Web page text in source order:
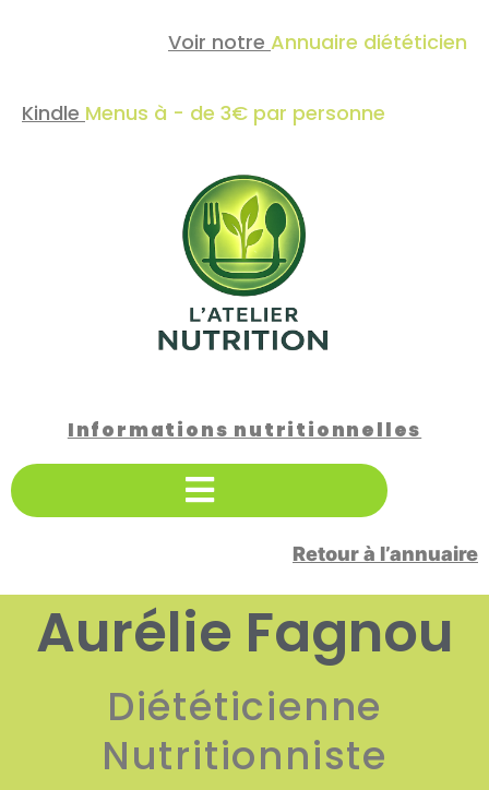
Voir notre Annuaire diététicien
Kindle Menus à - de 3€ par personne
Informations nutritionnelles
Retour à l’annuaire
Aurélie Fagnou
Diététicienne
Nutritionniste